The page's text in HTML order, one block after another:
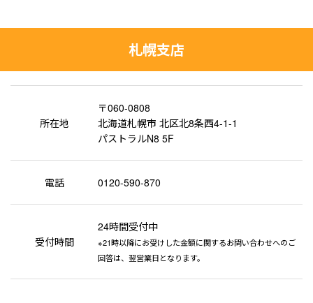
札幌支店
所在地
〒060-0808
北海道札幌市 北区北8条西4-1-1
パストラルN8 5F
電話 0120-590-870
受付時間
24時間受付中
※21時以降にお受けした金額に関するお問い合わせへのご
回答は、翌営業日となります。